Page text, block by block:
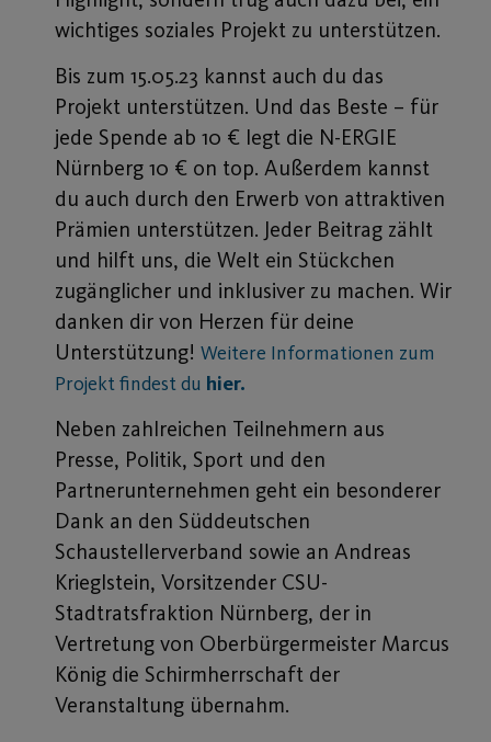
wichtiges soziales Projekt zu unterstützen.
Bis zum 15.05.23 kannst auch du das
Projekt unterstützen. Und das Beste – für
jede Spende ab 10 € legt die N-ERGIE
Nürnberg 10 € on top. Außerdem kannst
du auch durch den Erwerb von attraktiven
Prämien unterstützen. Jeder Beitrag zählt
und hilft uns, die Welt ein Stückchen
zugänglicher und inklusiver zu machen. Wir
danken dir von Herzen für deine
Unterstützung! Weitere Informationen zum
Projekt findest du hier.
Neben zahlreichen Teilnehmern aus
Presse, Politik, Sport und den
Partnerunternehmen geht ein besonderer
Dank an den Süddeutschen
Schaustellerverband sowie an Andreas
Krieglstein, Vorsitzender CSU-
Stadtratsfraktion Nürnberg, der in
Vertretung von Oberbürgermeister Marcus
König die Schirmherrschaft der
Veranstaltung übernahm.